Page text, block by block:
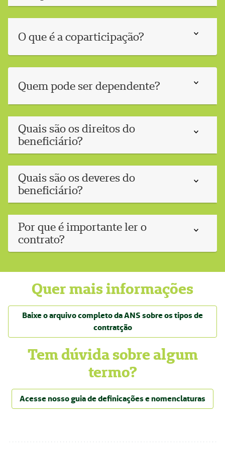
O que é a coparticipação?
Quem pode ser dependente?
Quais são os direitos do
beneficiário?
Quais são os deveres do
beneficiário?
Por que é importante ler o
contrato?
Quer mais informações
Baixe o arquivo completo da ANS sobre os tipos de
contratção
Tem dúvida sobre algum
termo?
Acesse nosso guia de definicações e nomenclaturas